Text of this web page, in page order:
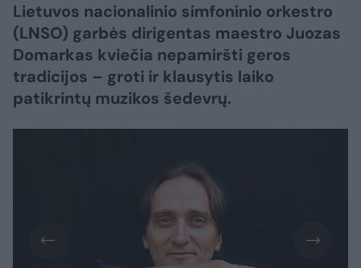
Lietuvos nacionalinio simfoninio orkestro
(LNSO) garbės dirigentas maestro Juozas
Domarkas kviečia nepamiršti geros
tradicijos – groti ir klausytis laiko
patikrintų muzikos šedevrų.